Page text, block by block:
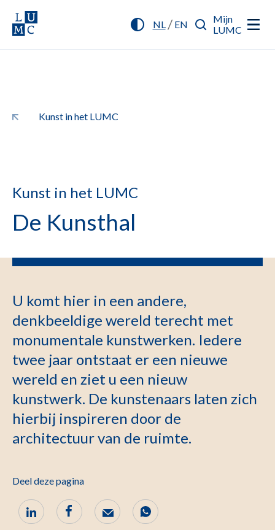
NL/ EN
Mijn
LUMC
Kunst in het LUMC
Kunst in het LUMC
De Kunsthal
U komt hier in een andere,
denkbeeldige wereld terecht met
monumentale kunstwerken. Iedere
twee jaar ontstaat er een nieuwe
wereld en ziet u een nieuw
kunstwerk. De kunstenaars laten zich
hierbij inspireren door de
architectuur van de ruimte.
Deel deze pagina